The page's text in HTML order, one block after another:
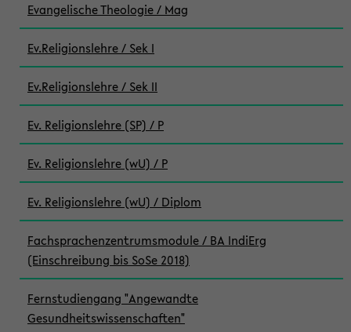
Evangelische Theologie / Mag
Ev.Religionslehre / Sek I
Ev.Religionslehre / Sek II
Ev. Religionslehre (SP) / P
Ev. Religionslehre (wU) / P
Ev. Religionslehre (wU) / Diplom
Fachsprachenzentrumsmodule / BA IndiErg
(Einschreibung bis SoSe 2018)
Fernstudiengang "Angewandte
Gesundheitswissenschaften"